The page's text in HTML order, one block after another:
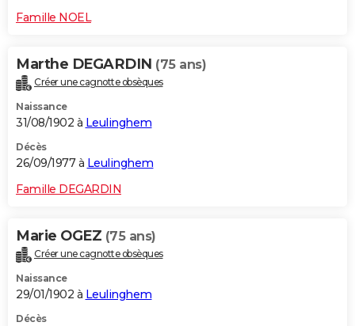
Famille NOEL
Marthe DEGARDIN (75 ans)
Créer une cagnotte obsèques
Naissance
31/08/1902 à Leulinghem
Décès
26/09/1977 à Leulinghem
Famille DEGARDIN
Marie OGEZ (75 ans)
Créer une cagnotte obsèques
Naissance
29/01/1902 à Leulinghem
Décès